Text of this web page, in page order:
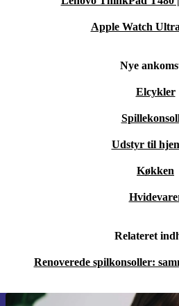
Apple Watch
Nye
Elcykler
Udstyr til
Køkken
Relateret
Renoverede spilkonsoller: